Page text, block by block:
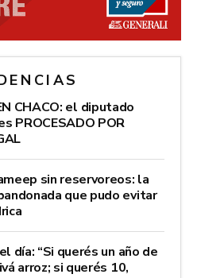
CHACO: el diputado
PROCESADO POR
sin reservoreos: la
que pudo evitar
día: “Si querés un año de
arroz; si querés 10,